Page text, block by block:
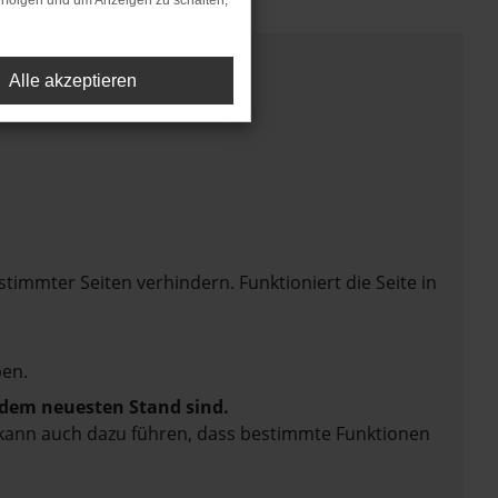
Seiten verhindern. Funktioniert die Seite in
neuesten Stand sind.
auch dazu führen, dass bestimmte Funktionen
Alle akzeptieren